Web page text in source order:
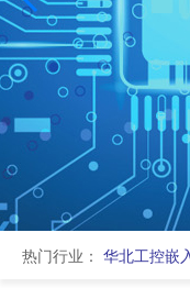
热门行业： 华北工控嵌